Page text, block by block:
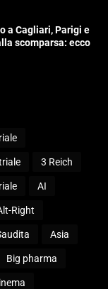
a Cagliari, Parigi e
scomparsa: ecco
3 Reich
AI
Right
Asia
Big pharma